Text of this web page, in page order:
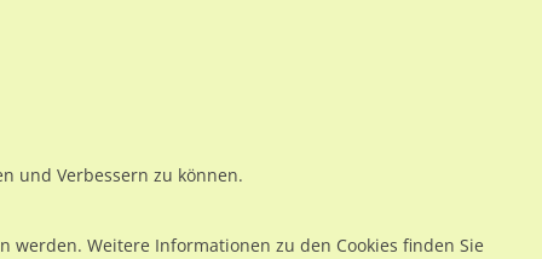
und Verbessern zu können.
werden. Weitere Informationen zu den Cookies finden Sie